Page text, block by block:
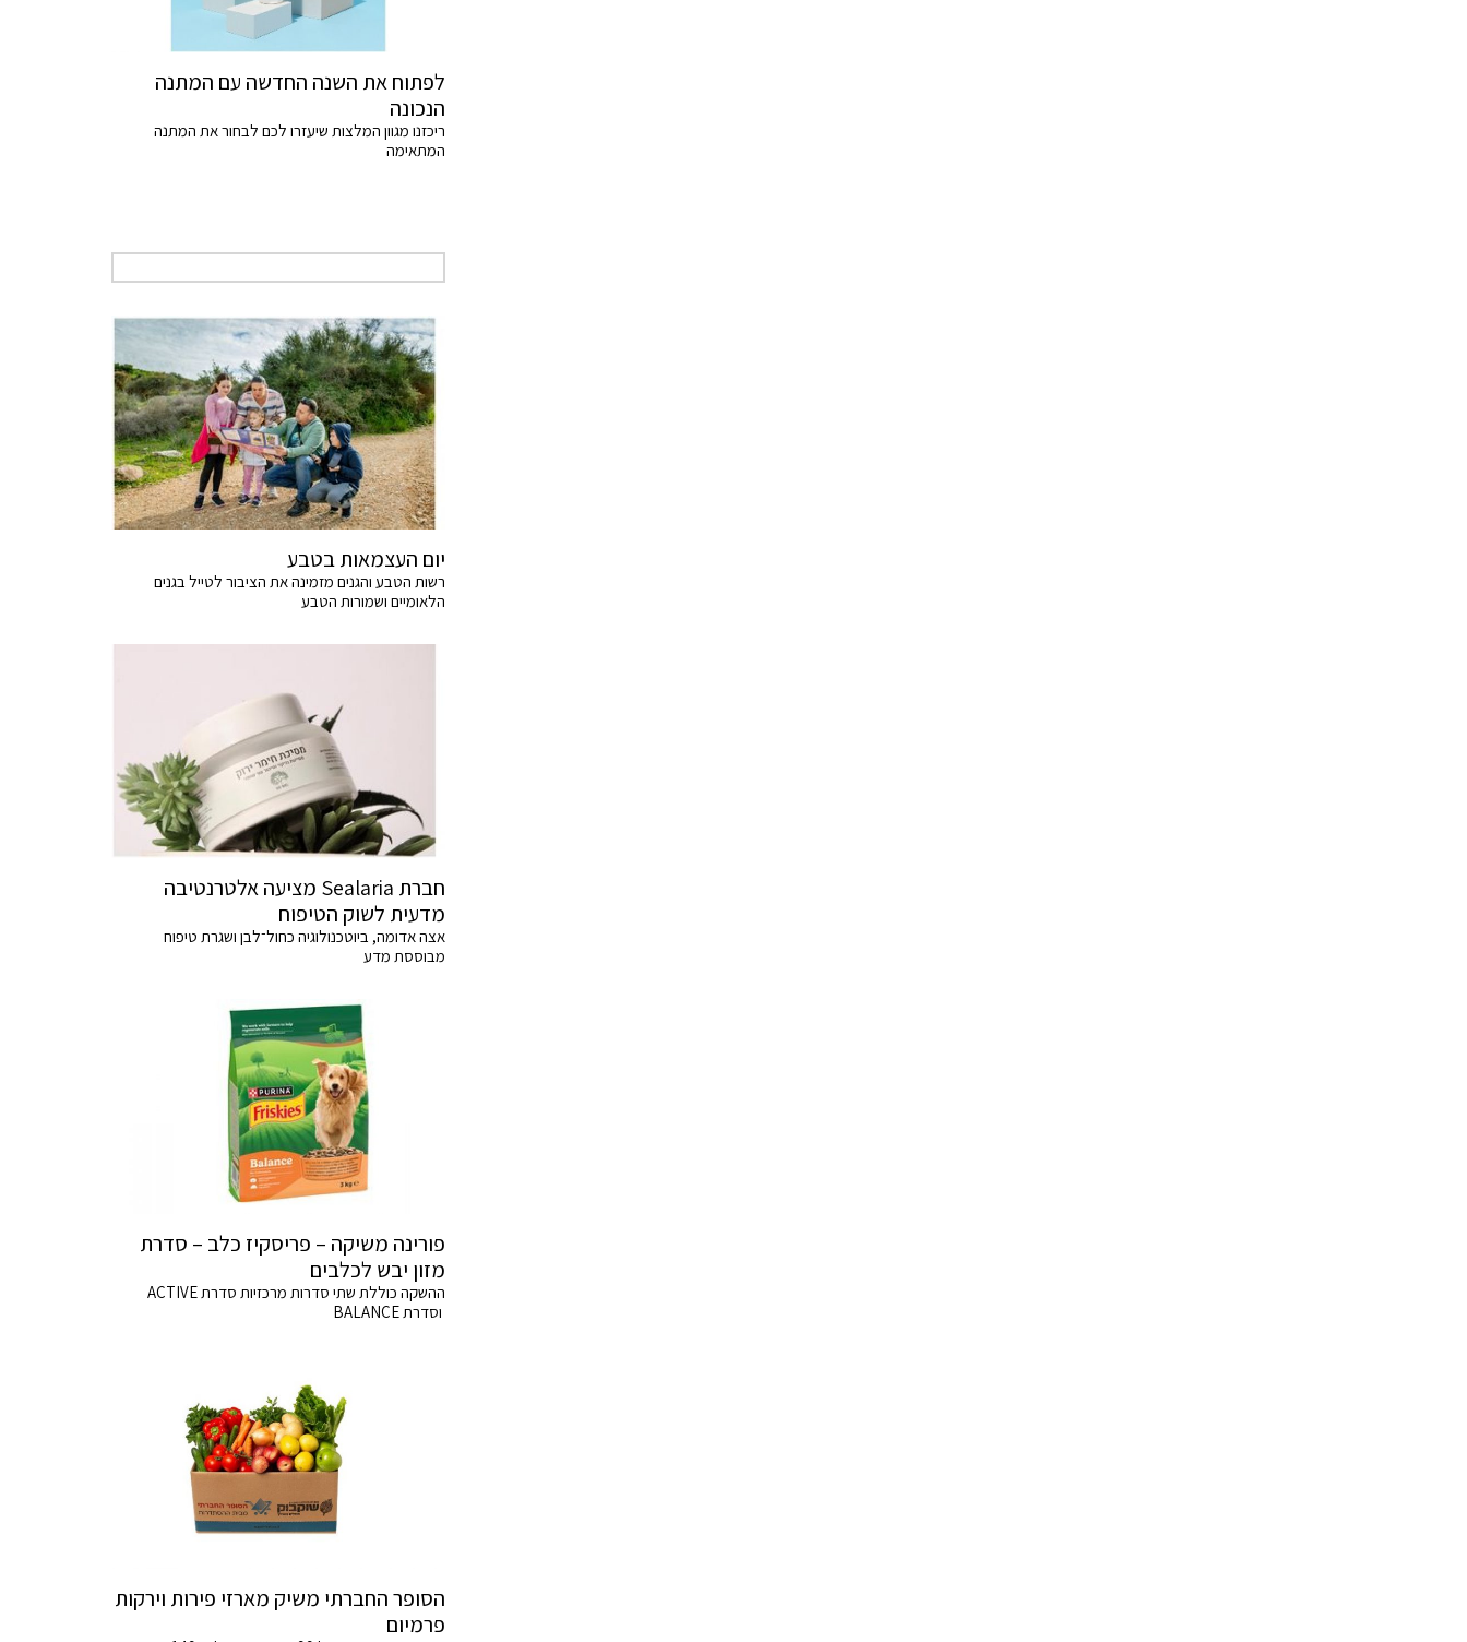
לפתוח את השנה החדשה עם המתנה
הנכונה
ריכזנו מגוון המלצות שיעזרו לכם לבחור את המתנה
המתאימה
יום העצמאות בטבע
רשות הטבע והגנים מזמינה את הציבור לטייל בגנים
הלאומיים ושמורות הטבע
חברת Sealaria מציעה אלטרנטיבה
מדעית לשוק הטיפוח
אצה אדומה, ביוטכנולוגיה כחול־לבן ושגרת טיפוח
מבוססת מדע
פורינה משיקה – פריסקיז כלב – סדרת
מזון יבש לכלבים
ההשקה כוללת שתי סדרות מרכזיות סדרת ACTIVE
וסדרת BALANCE
הסופר החברתי משיק מארזי פירות וירקות
פרמיום